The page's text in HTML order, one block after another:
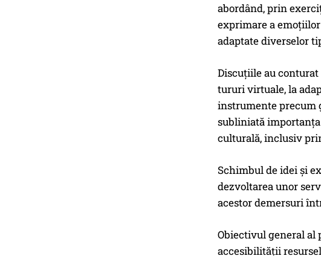
abordând, prin
exprimare a
adaptate diverselor
Discuțiile au
tururi virtuale, la
instrumente precum
subliniată
culturală, inclusiv
Schimbul de idei și
dezvoltarea unor
acestor demersuri
Obiectivul general al
accesibilității